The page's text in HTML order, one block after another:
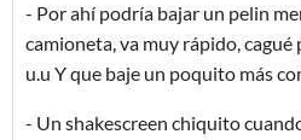
- Por ahí podría bajar un pelin
camioneta, va muy rápido,
u.u Y que baje un poquito más
- Un shakescreen chiquito